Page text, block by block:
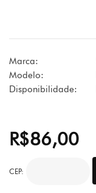
Marca:
Modelo:
Disponibilidade:
R$86,00
CEP: